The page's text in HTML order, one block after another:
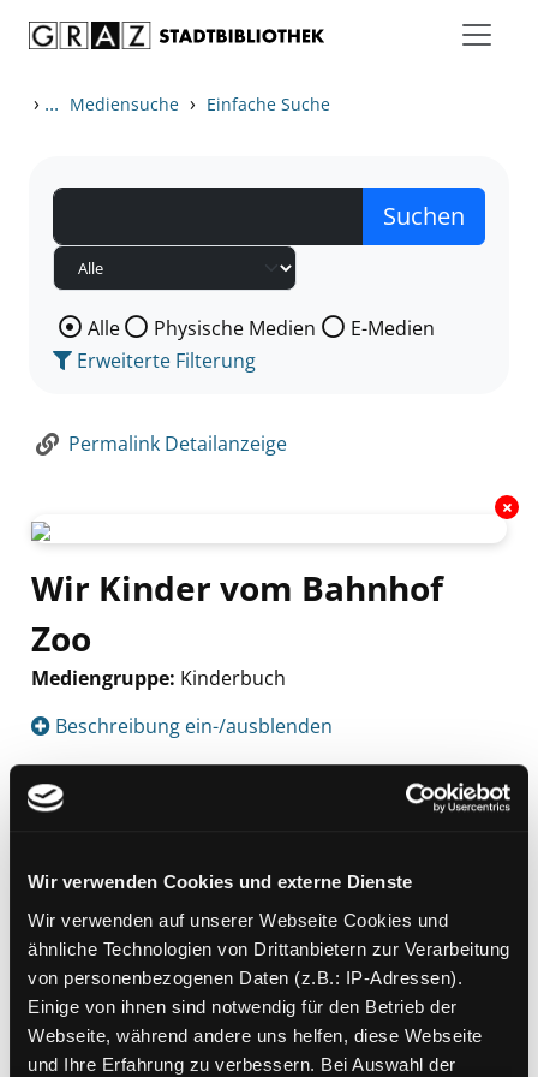
Wir verwenden Cookies und externe Dienste
Wir verwenden auf unserer Webseite Cookies und
ähnliche Technologien von Drittanbietern zur Verarbeitung
von personenbezogenen Daten (z.B.: IP-Adressen).
Einige von ihnen sind notwendig für den Betrieb der
Webseite, während andere uns helfen, diese Webseite
und Ihre Erfahrung zu verbessern. Bei Auswahl der
› ... Mediensuche › Einfache Suche
Wählen Sie die Medienart nach der Sie suchen wollen.
Alle Physische Medien
E-Medien
Erweiterte Filterung
Permalink Detailanzeige
Wir Kinder vom Bahnhof
Zoo
Mediengruppe: Kinderbuch
Beschreibung ein-/ausblenden
Mehr Informationen ein-/ausblenden
Exemplare
Zweigstelle:Zanklhof
Signatur: JE WIR
Standort 2: Ausleihe
Status: Entliehen